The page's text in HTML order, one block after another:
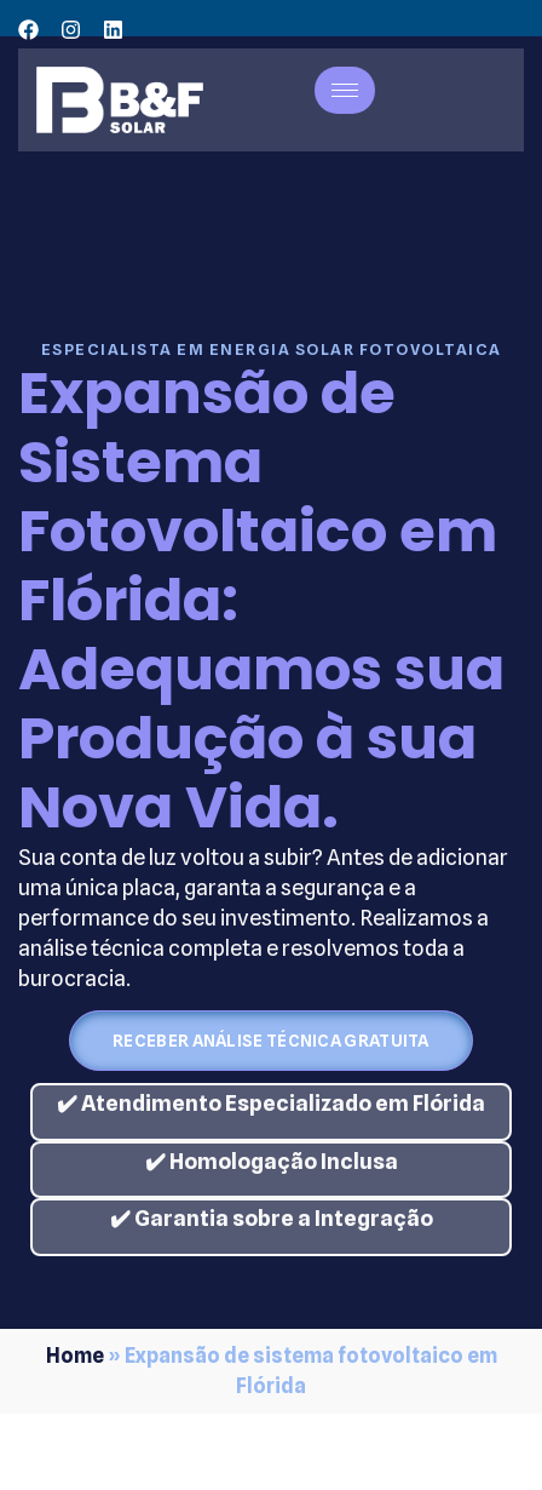
ESPECIALISTA EM ENERGIA SOLAR FOTOVOLTAICA
Expansão de
Sistema
Fotovoltaico em
Flórida:
Adequamos sua
Produção à sua
Nova Vida.
Sua conta de luz voltou a subir? Antes de adicionar
uma única placa, garanta a segurança e a
performance do seu investimento. Realizamos a
análise técnica completa e resolvemos toda a
burocracia.
RECEBER ANÁLISE TÉCNICA GRATUITA
✔️ Atendimento Especializado em Flórida
✔️ Homologação Inclusa
✔️ Garantia sobre a Integração
Home» Expansão de sistema fotovoltaico em
Flórida